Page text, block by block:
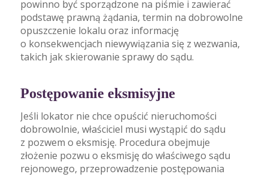
powinno być sporządzone na piśmie i zawierać
podstawę prawną żądania, termin na dobrowolne
opuszczenie lokalu oraz informację
o konsekwencjach niewywiązania się z wezwania,
takich jak skierowanie sprawy do sądu.
Postępowanie eksmisyjne
Jeśli lokator nie chce opuścić nieruchomości
dobrowolnie, właściciel musi wystąpić do sądu
z pozwem o eksmisję. Procedura obejmuje
złożenie pozwu o eksmisję do właściwego sądu
rejonowego, przeprowadzenie postępowania